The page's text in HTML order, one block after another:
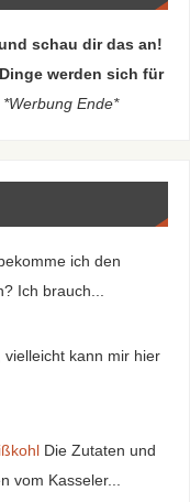
schau dir das an!
werden sich für
*Werbung Ende*
ich den
Ich brauch...
vielleicht kann mir hier
Die Zutaten und
vom Kasseler...